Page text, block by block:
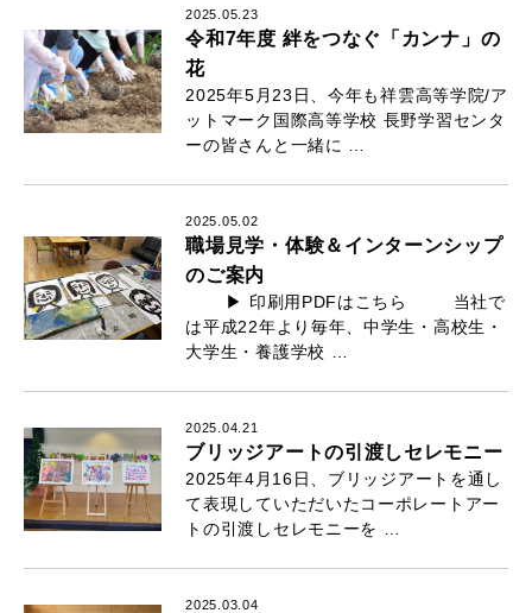
2025.05.23
令和7年度 絆をつなぐ「カンナ」の
花
2025年5月23日、今年も祥雲高等学院/ア
ットマーク国際高等学校 長野学習センタ
ーの皆さんと一緒に …
2025.05.02
職場見学・体験＆インターンシップ
のご案内
▶ 印刷用PDFはこちら 当社で
は平成22年より毎年、中学生・高校生・
大学生・養護学校 …
2025.04.21
ブリッジアートの引渡しセレモニー
2025年4月16日、ブリッジアートを通し
て表現していただいたコーポレートアー
トの引渡しセレモニーを …
2025.03.04